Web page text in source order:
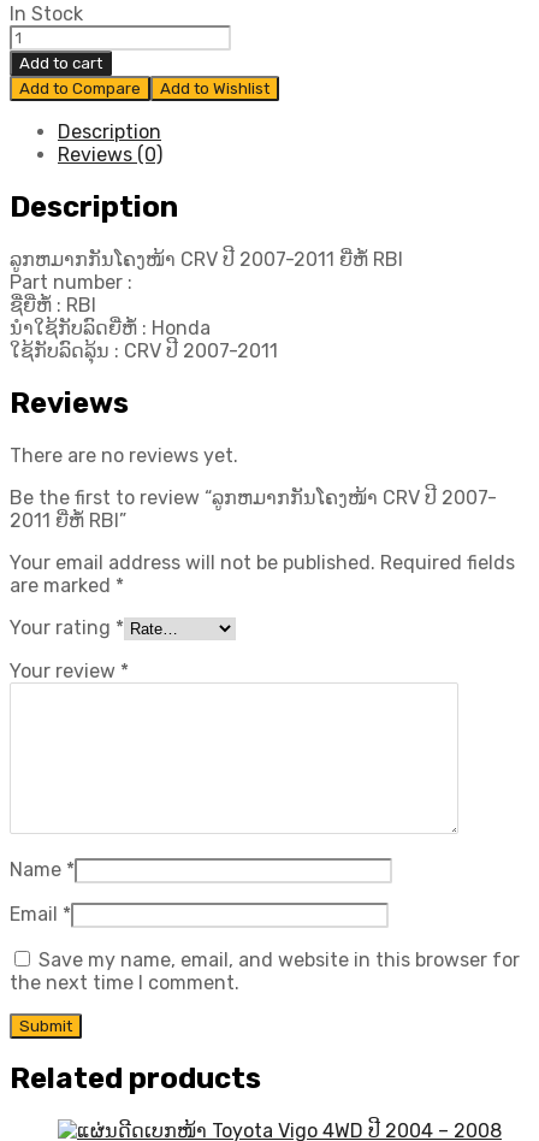
In Stock
ລູກ
ຫ
ມາກ
ກັນ
ໂຄງ
ໜ້າ
ປີ
2007-
ຍີ່ຫໍ້
RBI
quantity
Add to cart
Add to Compare
Add to Wishlist
Description
Reviews (0)
Description
ລູກຫມາກກັນໂຄງໜ້າ CRV ປີ 2007-2011 ຍີ່ຫໍ້ RBI
Part number :
ຊື່ຍີ່ຫໍ້ : RBI
ນຳໃຊ້ກັບລົດຍີ່ຫໍ້ : Honda
ໃຊ້ກັບລົດລຸ້ນ : CRV ປີ 2007-2011
Reviews
There are no reviews yet.
Be the first to review “ລູກຫມາກກັນໂຄງໜ້າ CRV ປີ 2007-
2011 ຍີ່ຫໍ້ RBI”
Your email address will not be published. Required fields
are marked *
Your rating *
Your review *
Name *
Email *
Save my name, email, and website in this browser for
the next time I comment.
Related products